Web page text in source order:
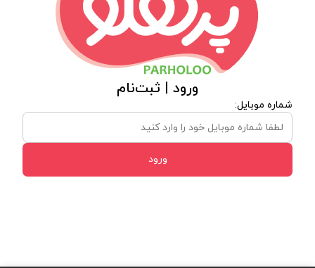
ورود | ثبت‌نام
شماره موبایل:
ورود